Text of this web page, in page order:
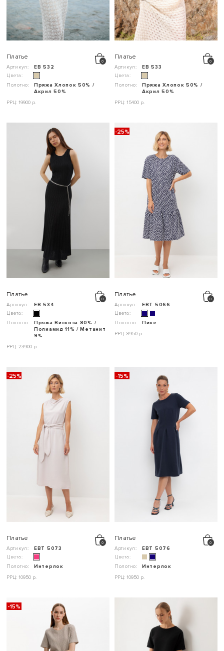
Платье
Артикул:
ЕВ 532
Цвета:
Полотно:
Пряжа Хлопок 50% /
Акрил 50%
РРЦ: 19900 р.
Платье
Артикул:
ЕВ 533
Цвета:
Полотно:
Пряжа Хлопок 50% /
Акрил 50%
РРЦ: 15400 р.
Платье
Артикул:
ЕВ 534
Цвета:
Полотно:
Пряжа Вискоза 80% /
Полиамид 11% / Метанит
9%
РРЦ: 23900 р.
-25%
Платье
Артикул:
ЕВТ 5066
Цвета:
Полотно:
Пике
РРЦ: 8950 р.
-25%
Платье
Артикул:
ЕВТ 5073
Цвета:
Полотно:
Интерлок
РРЦ: 10950 р.
-15%
Платье
Артикул:
ЕВТ 5076
Цвета:
Полотно:
Интерлок
РРЦ: 10950 р.
-15%